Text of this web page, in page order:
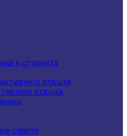
и студента
отдыха
спорта